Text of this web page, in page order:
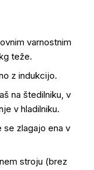
varnostnim
teže.
z indukcijo.
na štedilniku, v
v hladilniku.
se zlagajo ena v
stroju (brez